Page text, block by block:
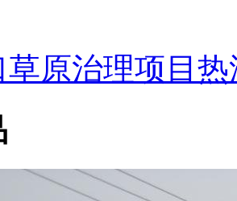
草原治理项目